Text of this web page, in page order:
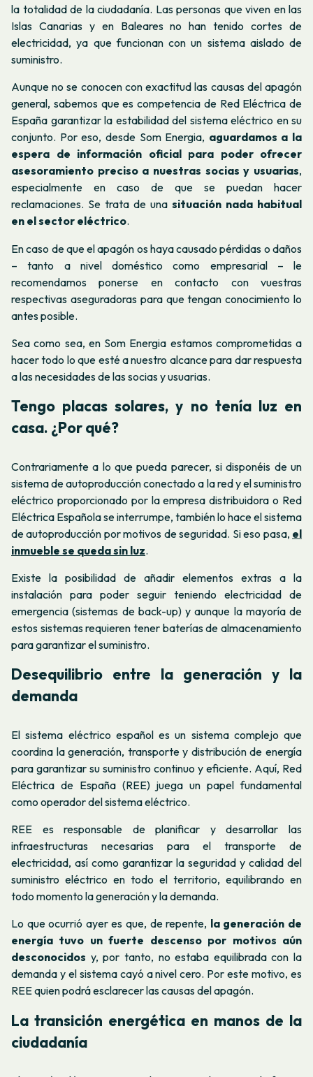
la totalidad de la ciudadanía. Las personas que viven en las
Islas Canarias y en Baleares no han tenido cortes de
electricidad, ya que funcionan con un sistema aislado de
suministro.
Aunque no se conocen con exactitud las causas del apagón
general, sabemos que es competencia de Red Eléctrica de
España garantizar la estabilidad del sistema eléctrico en su
conjunto. Por eso, desde Som Energia, aguardamos a la
espera de información oficial para poder ofrecer
asesoramiento preciso a nuestras socias y usuarias,
especialmente en caso de que se puedan hacer
reclamaciones. Se trata de una situación nada habitual
en el sector eléctrico.
En caso de que el apagón os haya causado pérdidas o daños
– tanto a nivel doméstico como empresarial – le
recomendamos ponerse en contacto con vuestras
respectivas aseguradoras para que tengan conocimiento lo
antes posible.
Sea como sea, en Som Energia estamos comprometidas a
hacer todo lo que esté a nuestro alcance para dar respuesta
a las necesidades de las socias y usuarias.
Tengo placas solares, y no tenía luz en
casa. ¿Por qué?
Contrariamente a lo que pueda parecer, si disponéis de un
sistema de autoproducción conectado a la red y el suministro
eléctrico proporcionado por la empresa distribuidora o Red
Eléctrica Española se interrumpe, también lo hace el sistema
de autoproducción por motivos de seguridad. Si eso pasa, el
inmueble se queda sin luz.
Existe la posibilidad de añadir elementos extras a la
instalación para poder seguir teniendo electricidad de
emergencia (sistemas de back-up) y aunque la mayoría de
estos sistemas requieren tener baterías de almacenamiento
para garantizar el suministro.
Desequilibrio entre la generación y la
demanda
El sistema eléctrico español es un sistema complejo que
coordina la generación, transporte y distribución de energía
para garantizar su suministro continuo y eficiente. Aquí, Red
Eléctrica de España (REE) juega un papel fundamental
como operador del sistema eléctrico.
REE es responsable de planificar y desarrollar las
infraestructuras necesarias para el transporte de
electricidad, así como garantizar la seguridad y calidad del
suministro eléctrico en todo el territorio, equilibrando en
todo momento la generación y la demanda.
Lo que ocurrió ayer es que, de repente, la generación de
energía tuvo un fuerte descenso por motivos aún
desconocidos y, por tanto, no estaba equilibrada con la
demanda y el sistema cayó a nivel cero. Por este motivo, es
REE quien podrá esclarecer las causas del apagón.
La transición energética en manos de la
ciudadanía